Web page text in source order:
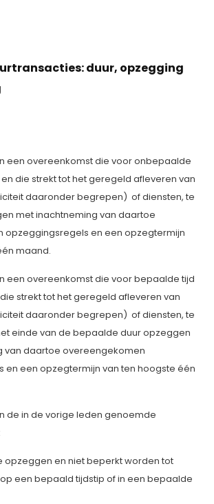
duur, opzegging
een overeenkomst die voor onbepaalde
die strekt tot het geregeld afleveren van
daaronder begrepen) of diensten, te
met inachtneming van daartoe
opzeggingsregels en een opzegtermijn
maand.
een overeenkomst die voor bepaalde tijd
strekt tot het geregeld afleveren van
daaronder begrepen) of diensten, te
einde van de bepaalde duur opzeggen
van daartoe overeengekomen
en een opzegtermijn van ten hoogste één
de in de vorige leden genoemde
opzeggen en niet beperkt worden tot
een bepaald tijdstip of in een bepaalde